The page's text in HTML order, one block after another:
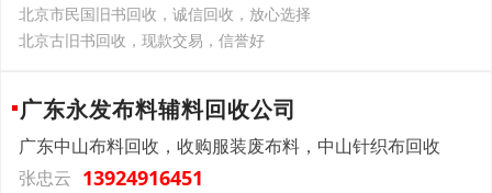
北京市民国旧书回收，诚信回收，放心选择
北京古旧书回收，现款交易，信誉好
广东永发布料辅料回收公司
广东中山布料回收，收购服装废布料，中山针织布回收
张忠云 13924916451